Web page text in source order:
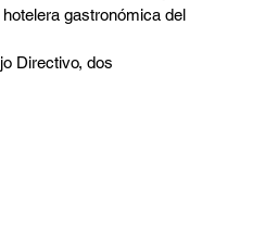
gastronómica del
Directivo, dos